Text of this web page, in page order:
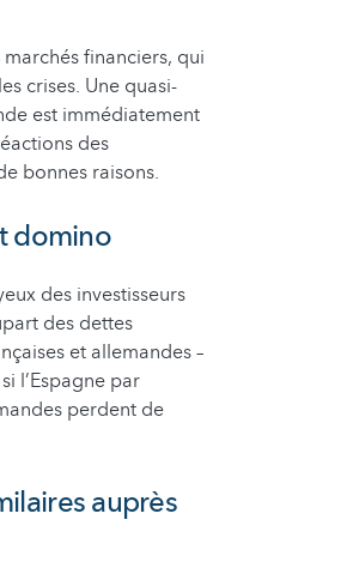
financiers, qui
crises. Une quasi-
est immédiatement
des
bonnes raisons.
domino
des investisseurs
des dettes
et allemandes –
l’Espagne par
perdent de
auprès